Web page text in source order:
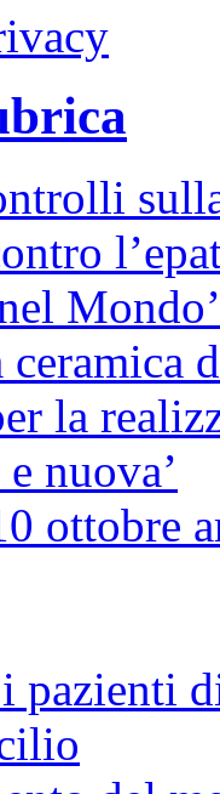
la
nuova’
ottobre
pazienti